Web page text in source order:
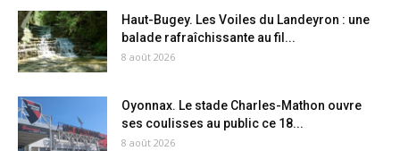
Haut-Bugey. Les Voiles du Landeyron : une
balade rafraîchissante au fil...
8 août 2026
Oyonnax. Le stade Charles-Mathon ouvre
ses coulisses au public ce 18...
8 août 2026